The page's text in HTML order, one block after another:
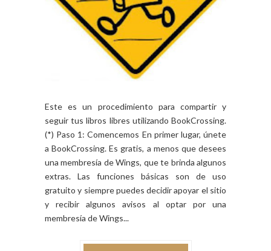
Este es un procedimiento para compartir y
seguir tus libros libres utilizando BookCrossing.
(*) Paso 1: Comencemos En primer lugar, únete
a BookCrossing. Es gratis, a menos que desees
una membresía de Wings, que te brinda algunos
extras. Las funciones básicas son de uso
gratuito y siempre puedes decidir apoyar el sitio
y recibir algunos avisos al optar por una
membresía de Wings...